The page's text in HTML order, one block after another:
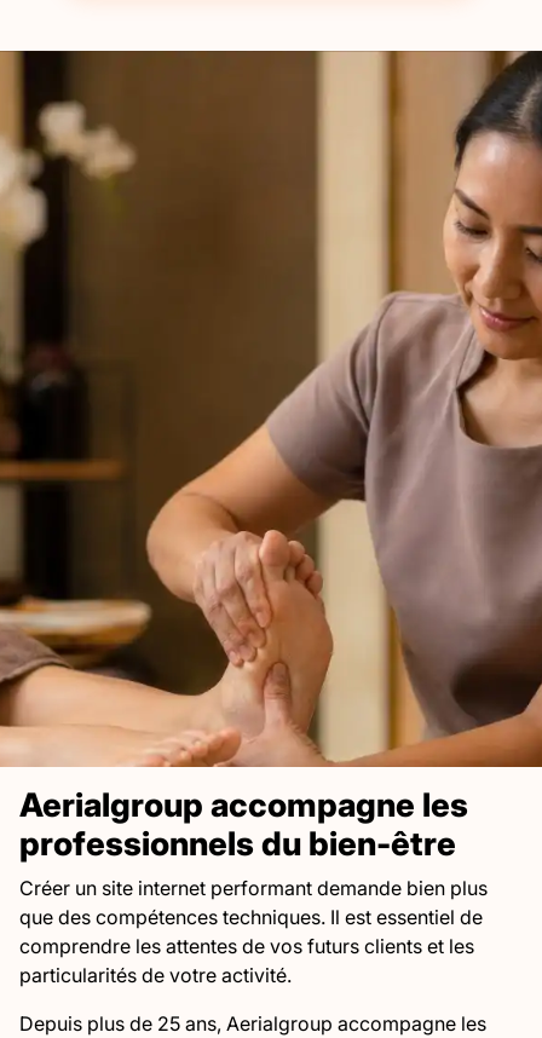
Aerialgroup accompagne les
professionnels du bien-être
Créer un site internet performant demande bien plus
que des compétences techniques. Il est essentiel de
comprendre les attentes de vos futurs clients et les
particularités de votre activité.
Depuis plus de 25 ans, Aerialgroup accompagne les